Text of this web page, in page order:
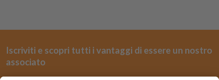
Iscriviti e scopri tutti i vantaggi di essere un nostro
associato